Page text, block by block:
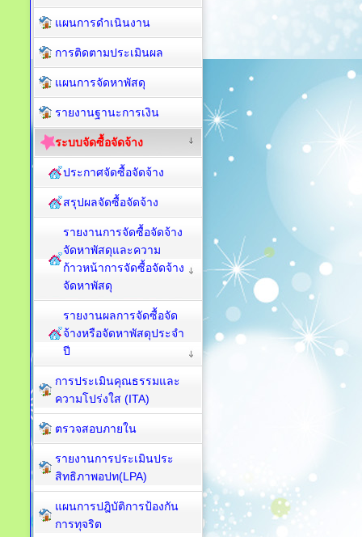
แผนการดำเนินงาน
การติดตามประเมินผล
แผนการจัดหาพัสดุ
รายงานฐานะการเงิน
ระบบจัดซื้อจัดจ้าง
ประกาศจัดซื้อจัดจ้าง
สรุปผลจัดซื้อจัดจ้าง
รายงานการจัดซื้อจัดจ้าง
จัดหาพัสดุและความ
ก้าวหน้าการจัดซื้อจัดจ้าง
จัดหาพัสดุ
รายงานผลการจัดซื้อจัด
จ้างหรือจัดหาพัสดุประจำ
ปี
การประเมินคุณธรรมและ
ความโปร่งใส (ITA)
ตรวจสอบภายใน
รายงานการประเมินประ
สิทธิภาพอปท(LPA)
แผนการปฎิบัติการป้องกัน
การทุจริต